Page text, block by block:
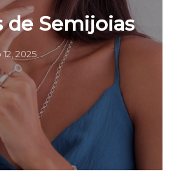
de Semijoias
2025